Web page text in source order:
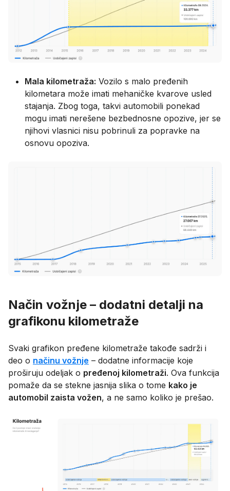
Mala kilometraža: Vozilo s malo pređenih
kilometara može imati mehaničke kvarove usled
stajanja. Zbog toga, takvi automobili ponekad
mogu imati nerešene bezbednosne opozive, jer se
njihovi vlasnici nisu pobrinuli za popravke na
osnovu opoziva.
Način vožnje – dodatni detalji na
grafikonu kilometraže
Svaki grafikon pređene kilometraže takođe sadrži i
deo o načinu vožnje – dodatne informacije koje
proširuju odeljak o pređenoj kilometraži. Ova funkcija
pomaže da se stekne jasnija slika o tome kako je
automobil zaista vožen, a ne samo koliko je prešao.